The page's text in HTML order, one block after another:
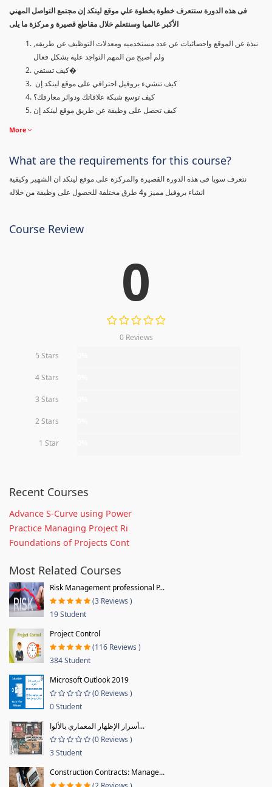
فى هذه الدورة ستتعرف خطوة بخطوة علي موقع لينكد إن مجتمع التواصل المهني
الأكبر عالميا وسنتعلم خلال مقاطع قصيرة و مركزة ما يلى
نبذة عن الموقع واحصائيات عن عدد مستخدميه ومعدلات التوظيف عن طريقه,
ولم أصبح من المهم التواجد عليه بشكل فعال
كيف تستفي�
كيف تنشيء بروفيل احترافي على موقع لينكد إن
كيف توسع شبكة علاقاتك ودوائر معارفك؟
كيف تحصل على وظيفة عن طريق موقع لينكد إن
More
What are the requirements for this course?
نتعرف سويا فى هذه الدورة القصيرة والمركزة على موقع لينكد ان الشهير وكيفية
انشاء بروفيل مميز و4 طرق مختلفة للحصول على وظيفة من خلاله
Course Review
0
0 Reviews
5 Stars
4 Stars
3 Stars
2 Stars
1 Star
Recent Courses
Advance S-Curve using Power
Practice Managing Project Ri
Foundations of Projects Cont
Most Related Courses
Risk Management professional P...
(3 Reviews )
19 Student
Project Control
(116 Reviews )
384 Student
Microsoft Outlook 2019
(0 Reviews )
0 Student
أسرار الإظهار المعماري بالألوا...
(0 Reviews )
3 Student
Construction Contracts: Manage...